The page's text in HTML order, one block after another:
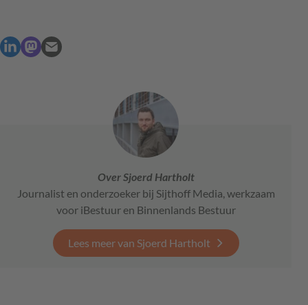
Over Sjoerd Hartholt
Journalist en onderzoeker bij Sijthoff Media, werkzaam
voor iBestuur en Binnenlands Bestuur
Lees meer van Sjoerd Hartholt